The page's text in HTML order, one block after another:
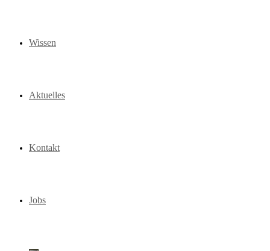
Wissen
Aktuelles
Kontakt
Jobs